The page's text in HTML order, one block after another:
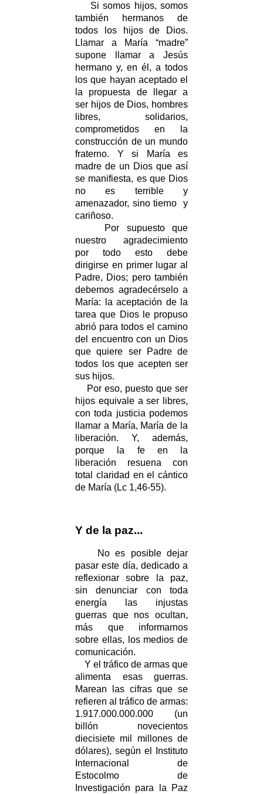
Si somos hijos, somos
también hermanos de
todos los hijos de Dios.
Llamar a María “madre”
supone llamar a Jesús
hermano y, en él, a todos
los que hayan aceptado el
la propuesta de llegar a
ser hijos de Dios, hombres
libres, solidarios,
comprometidos en la
construcción de un mundo
fraterno. Y si María es
madre de un Dios que así
se manifiesta, es que Dios
no es terrible y
amenazador, sino tierno y
cariñoso.
Por supuesto que
nuestro agradecimiento
por todo esto debe
dirigirse en primer lugar al
Padre, Dios; pero también
debemos agradecérselo a
María: la aceptación de la
tarea que Dios le propuso
abrió para todos el camino
del encuentro con un Dios
que quiere ser Padre de
todos los que acepten ser
sus hijos.
Por eso, puesto que ser
hijos equivale a ser libres,
con toda justicia podemos
llamar a María, María de la
liberación. Y, además,
porque la fe en la
liberación resuena con
total claridad en el cántico
de María (Lc 1,46-55).
Y de la paz...
No es posible dejar
pasar este día, dedicado a
reflexionar sobre la paz,
sin denunciar con toda
energía las injustas
guerras que nos ocultan,
más que informarnos
sobre ellas, los medios de
comunicación.
Y el tráfico de armas que
alimenta esas guerras.
Marean las cifras que se
refieren al tráfico de armas:
1.917.000.000.000 (un
billón novecientos
diecisiete mil millones de
dólares), según el Instituto
Internacional de
Estocolmo de
Investigación para la Paz